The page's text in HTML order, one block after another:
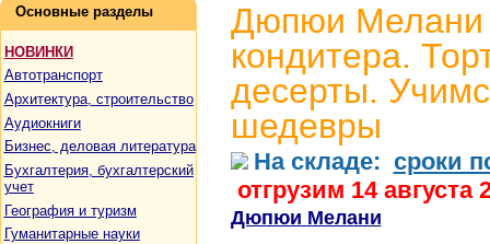
Основные разделы
НОВИНКИ
Автотранспорт
Архитектура, строительство
Аудиокниги
Бизнес, деловая литература
Бухгалтерия, бухгалтерский
учет
География и туризм
Гуманитарные науки
Дюпюи Мелани
кондитера.
десерты.
шедевры
На складе: сроки
отгрузим 14 августа
Дюпюи Мелани